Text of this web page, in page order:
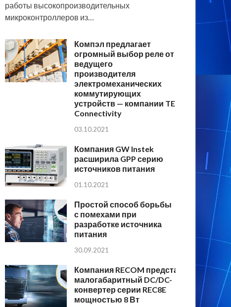
работы высокопроизводительных
микроконтроллеров из…
Компэл предлагает
огромный выбор реле от
ведущего
производителя
электромеханических
коммутирующих
устройств — компании TE
Connectivity
03.10.2021
Компания GW Instek
расширила GPP серию
источников питания
01.10.2021
Простой способ борьбы
с помехами при
разработке источника
питания
30.09.2021
Компания RECOM представляет
малогабаритный DC/DC-
конвертер серии REC8E
мощностью 8 Вт